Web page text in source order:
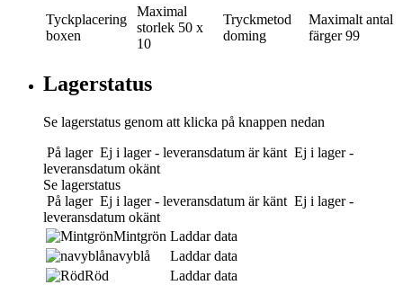
Tyckplacering
boxen
Maximal
storlek 50 x
10
Tryckmetod
doming
Maximalt antal
färger 99
Lagerstatus
Se lagerstatus genom att klicka på knappen nedan
På lager Ej i lager - leveransdatum är känt Ej i lager -
leveransdatum okänt
Se lagerstatus
På lager Ej i lager - leveransdatum är känt Ej i lager -
leveransdatum okänt
Mintgrön Laddar data
navyblå
Laddar data
Röd
Laddar data